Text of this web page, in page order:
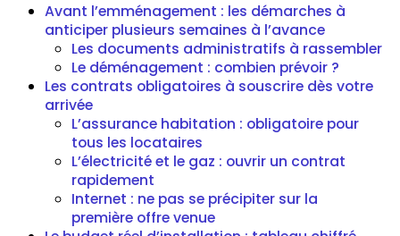
Avant l’emménagement : les démarches à
anticiper plusieurs semaines à l’avance
Les documents administratifs à rassembler
Le déménagement : combien prévoir ?
Les contrats obligatoires à souscrire dès votre
arrivée
L’assurance habitation : obligatoire pour
tous les locataires
L’électricité et le gaz : ouvrir un contrat
rapidement
Internet : ne pas se précipiter sur la
première offre venue